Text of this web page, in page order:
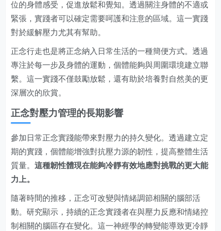
位的身體感受，促進放鬆和覺知。透過關注身體的不適或
緊張，實踐者可以確定需要呵護和注意的區域。這一實踐
對於緩解壓力尤其有幫助。
正念行走也是將正念納入日常生活的一種簡便方式。透過
專注於每一步及身體的運動，個體能夠與周圍環境建立聯
繫。這一實踐不僅鼓勵放鬆，還有助於培養對自然美的更
深層次的欣賞。
正念對壓力管理的長期影響
參加日常正念實踐能帶來對壓力的持久變化。透過建立定
期的實踐，個體能增強對抗壓力源的韌性，提高整體生活
質量。這種韌性體現在能夠冷靜有效地應對挑戰的更大能
力上。
隨著時間的推移，正念可改變與情緒調節相關的腦部活
動。研究顯示，持續的正念實踐者在與壓力反應和情緒控
制相關的腦區存在變化。這一神經學的轉變能導致更冷靜